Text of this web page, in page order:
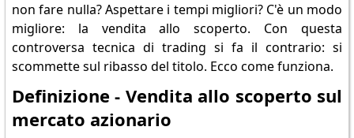
non fare nulla? Aspettare i tempi migliori? C'è un modo
migliore: la vendita allo scoperto. Con questa
controversa tecnica di trading si fa il contrario: si
scommette sul ribasso del titolo. Ecco come funziona.
Definizione - Vendita allo scoperto sul
mercato azionario